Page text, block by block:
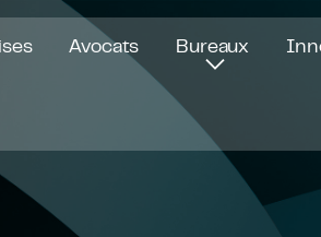
Avocats Bureaux
fenêtre